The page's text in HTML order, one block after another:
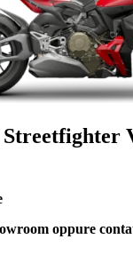
oppure